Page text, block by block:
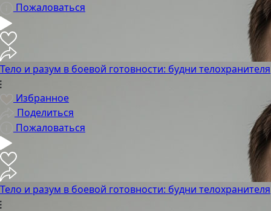
Пожаловаться
Тело и разум в боевой готовности: будни телохранителя
Избранное
Поделиться
Пожаловаться
Тело и разум в боевой готовности: будни телохранителя